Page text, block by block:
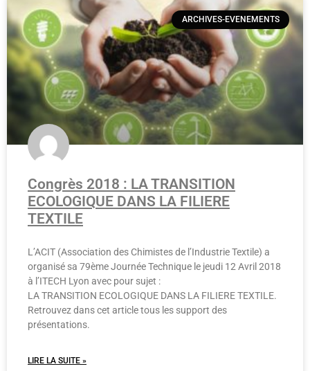
ARCHIVES-EVENEMENTS
Congrès 2018 : LA TRANSITION
ECOLOGIQUE DANS LA FILIERE
TEXTILE
L’ACIT (Association des Chimistes de l’Industrie Textile) a
organisé sa 79ème Journée Technique le jeudi 12 Avril 2018
à l’ITECH Lyon avec pour sujet :
LA TRANSITION ECOLOGIQUE DANS LA FILIERE TEXTILE.
Retrouvez dans cet article tous les support des
présentations.
LIRE LA SUITE »